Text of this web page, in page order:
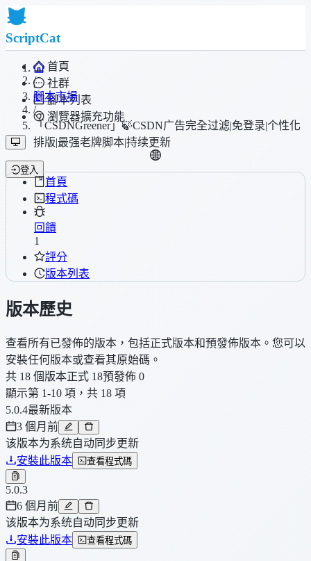
ScriptCat
首頁
社群
腳本列表
瀏覽器擴充功能
登入
/
腳本市場
/
「CSDNGreener」🍃CSDN广告完全过滤|免登录|个性化
排版|最强老牌脚本|持续更新
首頁
程式碼
回饋
1
評分
版本列表
版本歷史
查看所有已發佈的版本，包括正式版本和預發佈版本。您可以
安裝任何版本或查看其原始碼。
共 18 個版本正式 18預發佈 0
顯示第 1-10 項，共 18 項
5.0.4最新版本
3 個月前
该版本为系统自动同步更新
安裝此版本 查看程式碼
5.0.3
6 個月前
该版本为系统自动同步更新
安裝此版本 查看程式碼